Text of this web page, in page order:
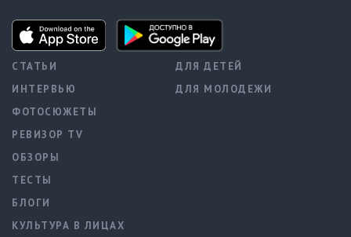
СТАТЬИ
ИНТЕРВЬЮ
ФОТОСЮЖЕТЫ
РЕВИЗОР TV
ОБЗОРЫ
ТЕСТЫ
БЛОГИ
КУЛЬТУРА В ЛИЦАХ
ДЛЯ ДЕТЕЙ
ДЛЯ МОЛОДЕЖИ